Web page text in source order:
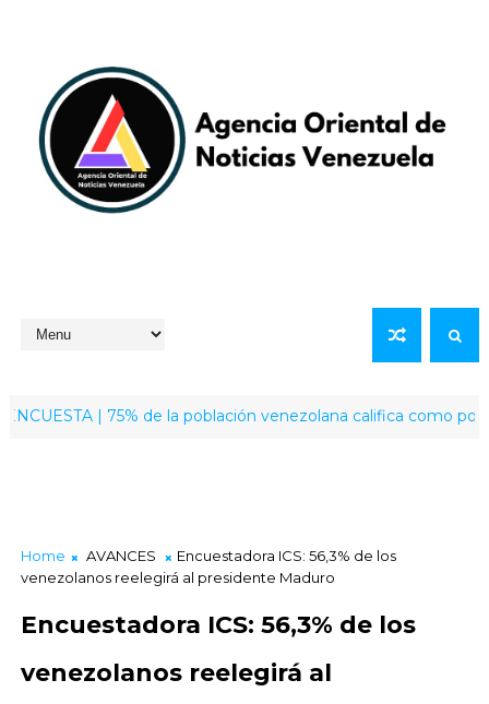
| 75% de la población venezolana califica como
Home AVANCES
Encuestadora ICS: 56,3% de los
venezolanos reelegirá al presidente Maduro
Encuestadora ICS: 56,3% de los
venezolanos reelegirá al